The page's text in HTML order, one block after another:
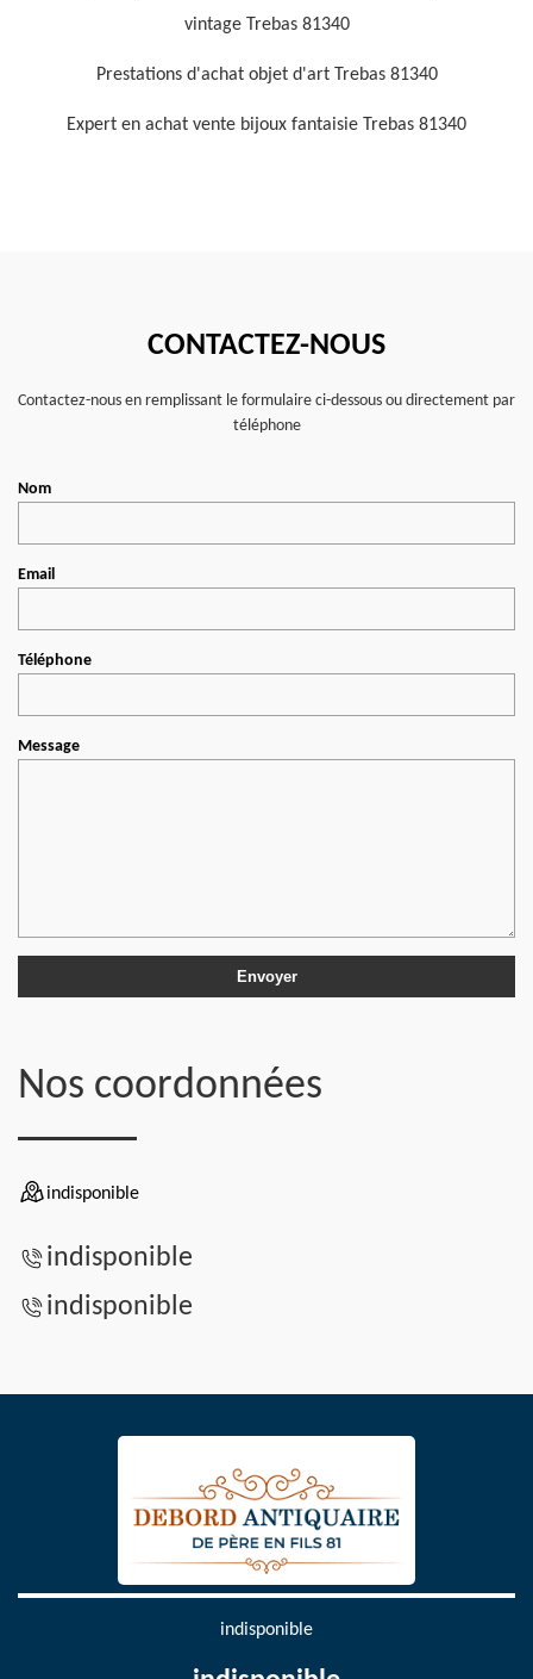
vintage Trebas 81340
Prestations d'achat objet d'art Trebas 81340
Expert en achat vente bijoux fantaisie Trebas 81340
CONTACTEZ-NOUS
Contactez-nous en remplissant le formulaire ci-dessous ou directement par
téléphone
Nom
Email
Téléphone
Message
Nos coordonnées
indisponible
indisponible
indisponible
indisponible